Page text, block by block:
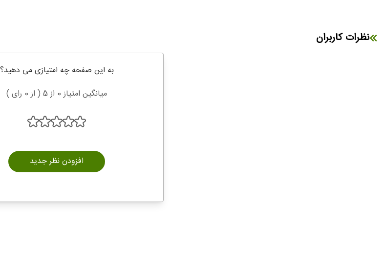
نظرات کاربران
به این صفحه چه امتیازی می دهید؟
میانگین امتیاز 0 از 5 ( از 0 رای )
افزودن نظر جدید